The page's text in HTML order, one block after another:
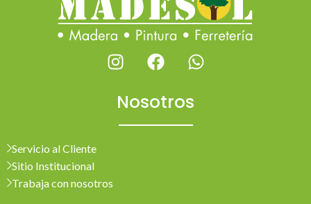
Nosotros
Servicio al Cliente
Sitio Institucional
Trabaja con nosotros